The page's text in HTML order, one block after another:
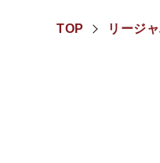
TOP リージ